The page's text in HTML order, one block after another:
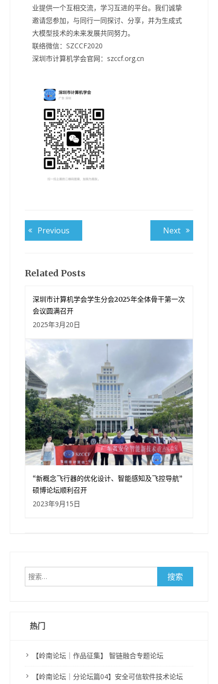
业提供一个互相交流，学习互进的平台。我们诚挚
邀请您参加，与同行一同探讨、分享，并为生成式
大模型技术的未来发展共同努力。
联络微信：SZCCF2020
深圳市计算机学会官网：szccf.org.cn
文
章
航
Previous NextNext
Related Posts
深圳市计算机学会学生分会2025年全体骨干第一次
会议圆满召开
2025年3月20日
“新概念飞行器的优化设计、智能感知及飞控导航”
硕博论坛顺利召开
2023年9月15日
搜
索：
热门
【岭南论坛｜作品征集】 智链融合专题论坛
【岭南论坛｜分论坛篇04】安全可信软件技术论坛